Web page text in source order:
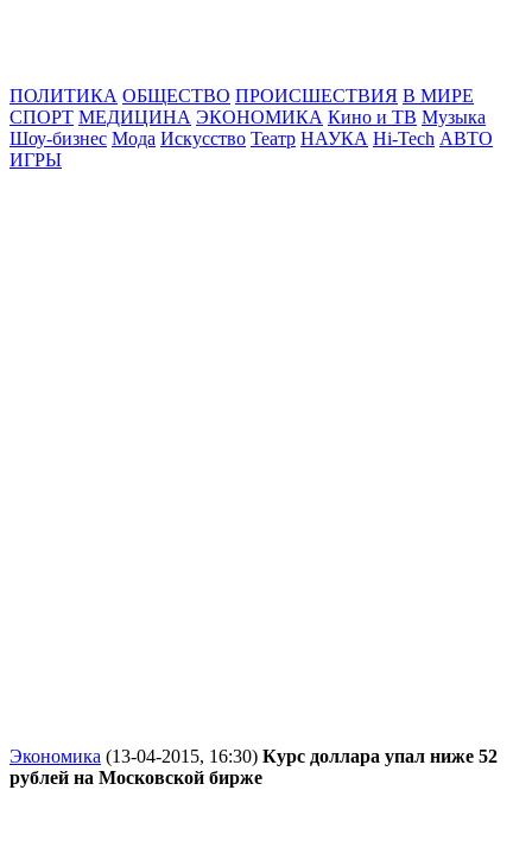
ПОЛИТИКА ОБЩЕСТВО ПРОИСШЕСТВИЯ В МИРЕ
СПОРТ МЕДИЦИНА ЭКОНОМИКА Кино и ТВ Музыка
Шоу-бизнес Мода Искусство Театр НАУКА Hi-Tech АВТО
ИГРЫ
Экономика (13-04-2015, 16:30) Курс доллара упал ниже 52
рублей на Московской бирже